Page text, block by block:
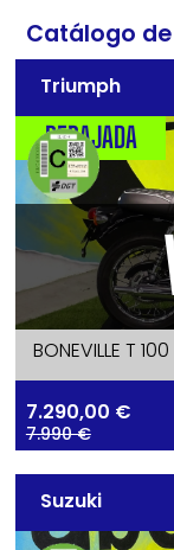
Catálogo
Triumph
REBAJADA
BONEVILLE T 100
7.290,00 €
7.990 €
Suzuki